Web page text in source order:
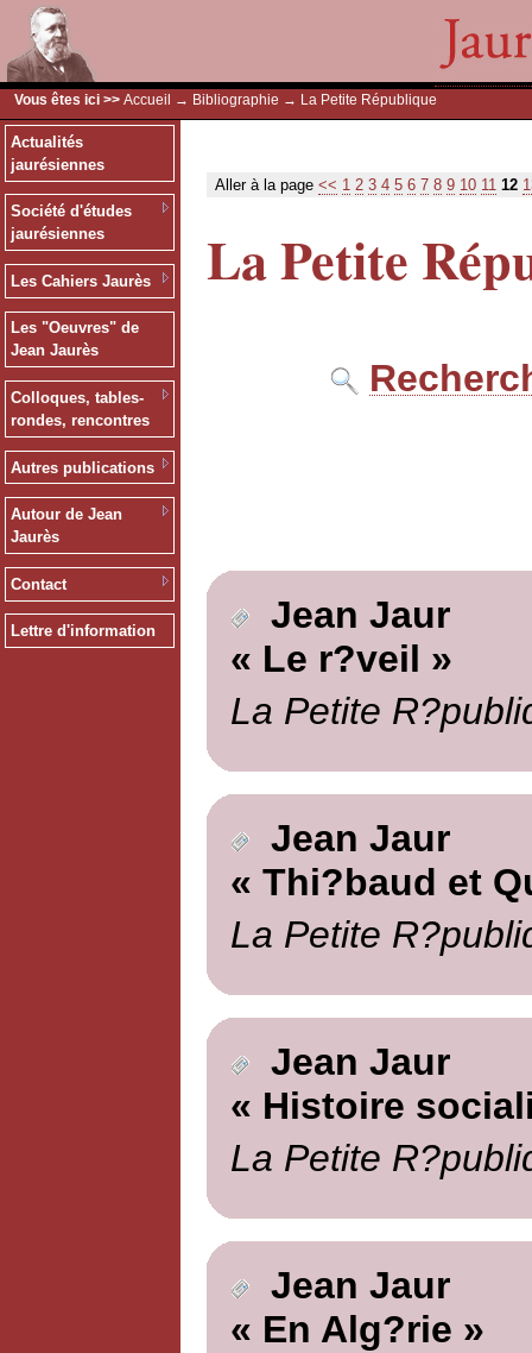
Vous êtes ici >> Accueil → Bibliographie → La Petite République
Actualités
jaurésiennes
Société d'études
jaurésiennes
Les Cahiers Jaurès
Les "Oeuvres" de
Jean Jaurès
Colloques, tables-
rondes, rencontres
Autres publications
Autour de Jean
Jaurès
Contact
Lettre d'information
Aller à la page << 1 2 3 4 5 6 7 8 9 10 11 12
La Petite
Jean Jaur
« Le r?veil »
La Petite
Jean Jaur
« Thi?baud et
La Petite
Jean Jaur
« Histoire
La Petite
Jean Jaur
« En Alg?rie »